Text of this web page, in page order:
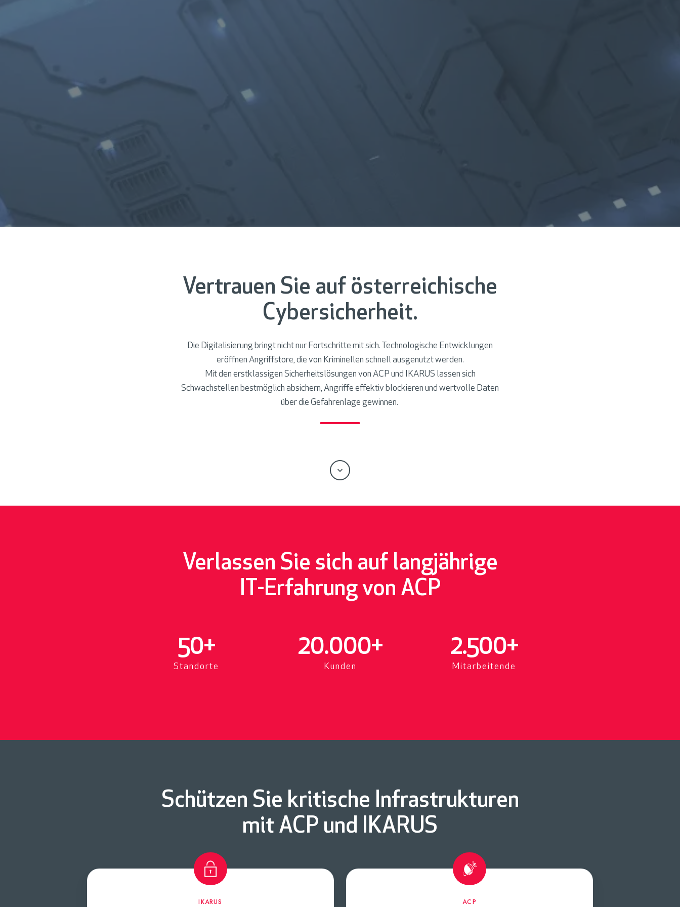
Vertrauen Sie auf österreichische
Cybersicherheit.
Die Digitalisierung bringt nicht nur Fortschritte mit sich. Technologische Entwicklungen
eröffnen Angriffstore, die von Kriminellen schnell ausgenutzt werden.
Mit den erstklassigen Sicherheitslösungen von ACP und IKARUS lassen sich
Schwachstellen bestmöglich absichern, Angriffe effektiv blockieren und wertvolle Daten
über die Gefahrenlage gewinnen.
S
r
Verlassen Sie sich auf langjährige
IT-Erfahrung von ACP
50+
Standorte
20.000+
Kunden
2.500+
Mitarbeitende
Schützen Sie kritische Infrastrukturen
mit ACP und IKARUS
IKARUS ACP